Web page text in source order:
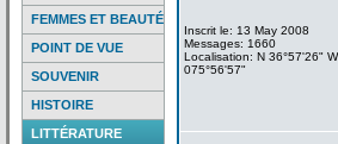
FEMMES ET BEAUTÉ
POINT DE VUE
SOUVENIR
HISTOIRE
LITTÉRATURE
Inscrit le: 13 May 2008
Messages: 1660
Localisation: N 36°57'26" W
075°56'57"